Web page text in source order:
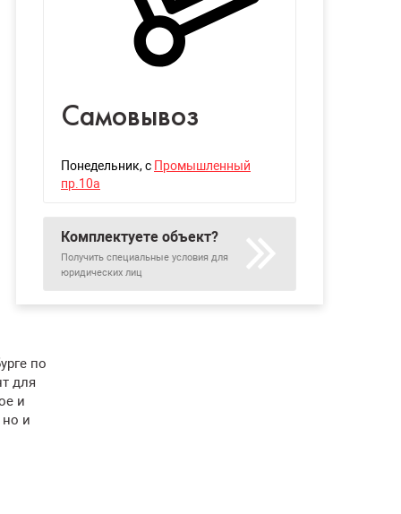
Самовывоз
Понедельник, с Промышленный
пр.10а
Комплектуете объект?
Получить специальные условия для
юридических лиц
по
для
и
и